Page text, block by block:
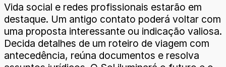
Vida social e redes profissionais estarão em
destaque. Um antigo contato poderá voltar com
uma proposta interessante ou indicação valiosa.
Decida detalhes de um roteiro de viagem com
antecedência, reúna documentos e resolva